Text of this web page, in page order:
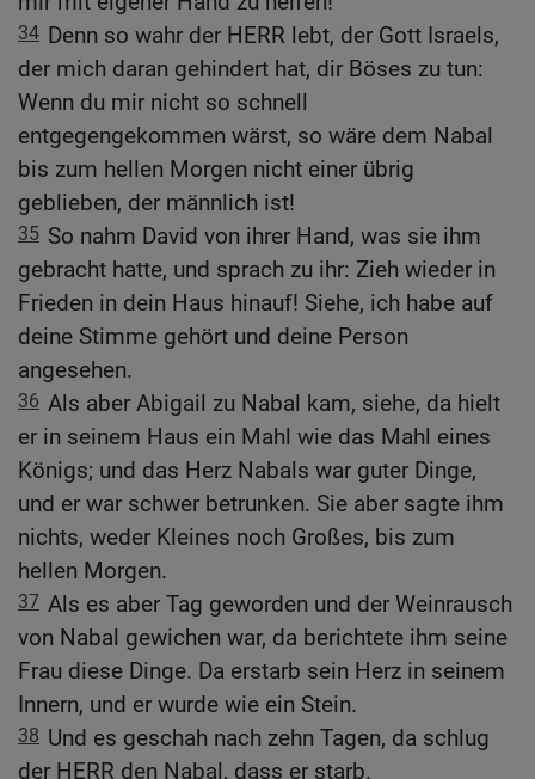
34 Denn so wahr der HERR lebt, der Gott Israels,
der mich daran gehindert hat, dir Böses zu tun:
Wenn du mir nicht so schnell
entgegengekommen wärst, so wäre dem Nabal
bis zum hellen Morgen nicht einer übrig
geblieben, der männlich ist!
35 So nahm David von ihrer Hand, was sie ihm
gebracht hatte, und sprach zu ihr: Zieh wieder in
Frieden in dein Haus hinauf! Siehe, ich habe auf
deine Stimme gehört und deine Person
angesehen.
36 Als aber Abigail zu Nabal kam, siehe, da hielt
er in seinem Haus ein Mahl wie das Mahl eines
Königs; und das Herz Nabals war guter Dinge,
und er war schwer betrunken. Sie aber sagte ihm
nichts, weder Kleines noch Großes, bis zum
hellen Morgen.
37 Als es aber Tag geworden und der Weinrausch
von Nabal gewichen war, da berichtete ihm seine
Frau diese Dinge. Da erstarb sein Herz in seinem
Innern, und er wurde wie ein Stein.
38 Und es geschah nach zehn Tagen, da schlug
der HERR den Nabal, dass er starb.